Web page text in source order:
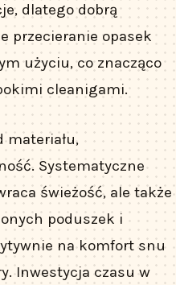
dlatego dobrą
przecieranie opasek
użyciu, co znacząco
cleanigami.
materiału,
Systematyczne
świeżość, ale także
poduszek i
na komfort snu
Inwestycja czasu w